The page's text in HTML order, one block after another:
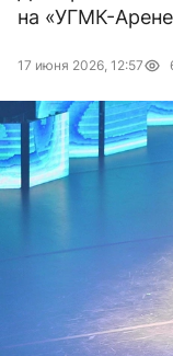
на «УГМК-
17 июня 2026, 12:57